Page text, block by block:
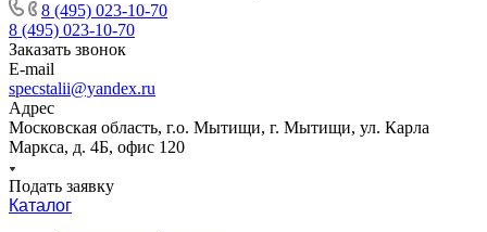
8 (495) 023-10-70
8 (495) 023-10-70
Заказать звонок
E-mail
specstalii@yandex.ru
Адрес
Московская область, г.о. Мытищи, г. Мытищи, ул. Карла
Маркса, д. 4Б, офис 120
Подать заявку
Каталог